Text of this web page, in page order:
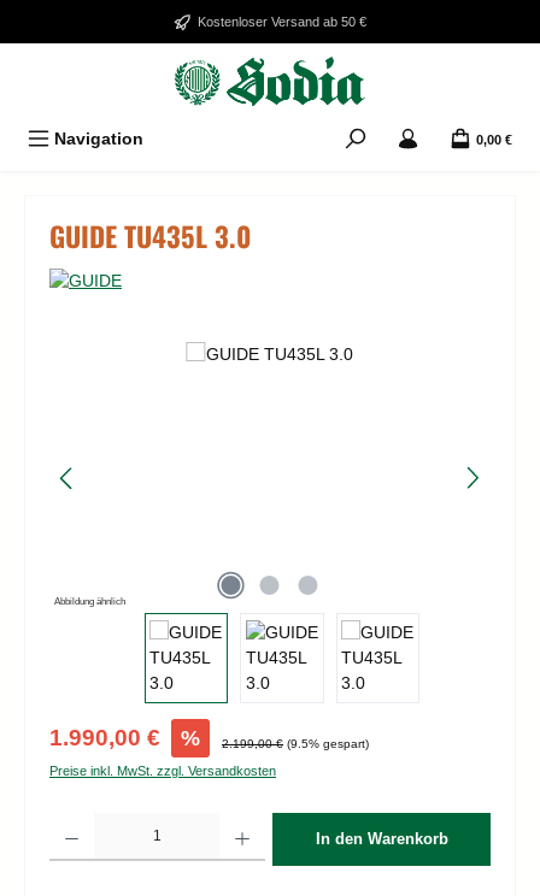
Zum Hauptinhalt springenKostenloser Versand ab 50 €
Navigation 0,00 €
GUIDE TU435L 3.0
Bildergalerie überspringen
Abbildung ähnlich
Verkaufspreis:
1.990,00 € % Regulärer Preis:
2.199,00 € (9.5% gespart)
Preise inkl. MwSt. zzgl. Versandkosten
In den Warenkorb